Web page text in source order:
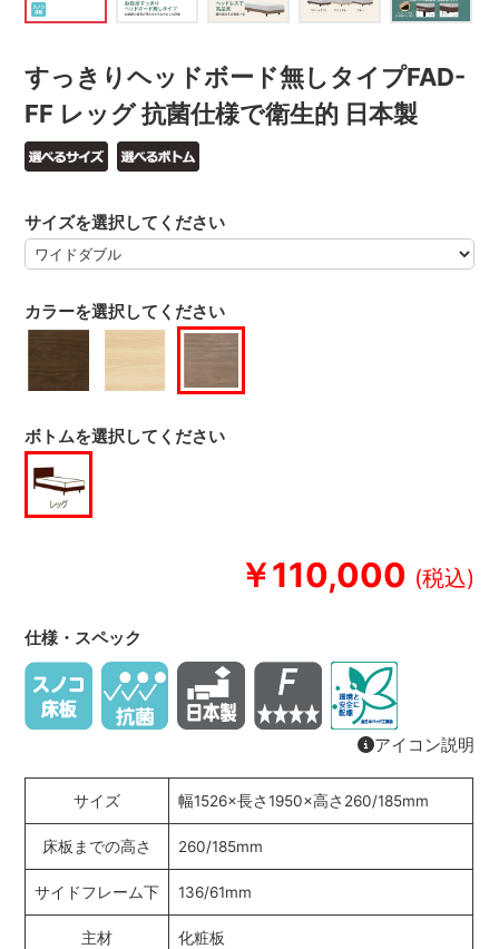
すっきりヘッドボード無しタイプFAD-
FF レッグ 抗菌仕様で衛生的 日本製
￥110,000
カラーを選択してください
サイズを選択してください
ボトムを選択してください
仕様・スペック
アイコン説明
サイズ 幅1526×長さ1950×高さ260/185mm
床板までの高さ 260/185mm
サイドフレーム下 136/61mm
主材 化粧板